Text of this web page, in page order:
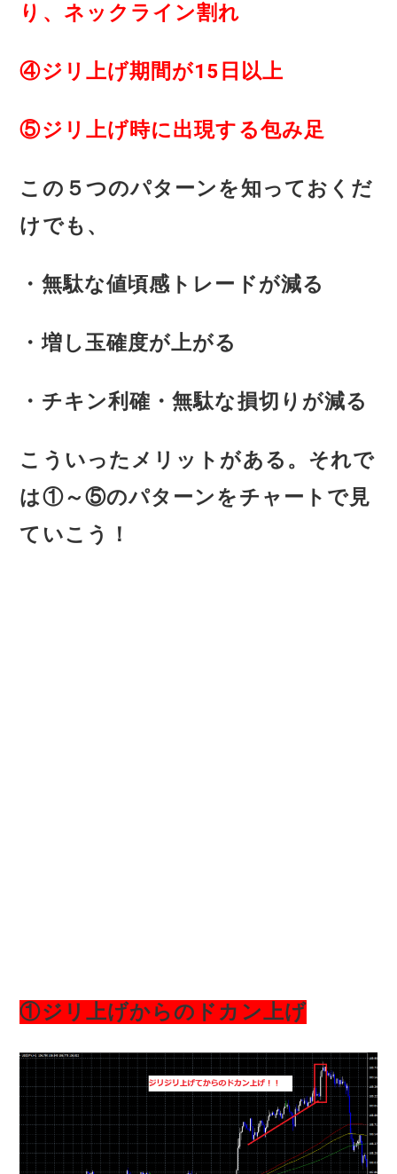
り、ネックライン割れ
④ジリ上げ期間が15日以上
⑤ジリ上げ時に出現する包み足
この５つのパターンを知っておくだ
けでも、
・無駄な値頃感トレードが減る
・増し玉確度が上がる
・チキン利確・無駄な損切りが減る
こういったメリットがある。それで
は①～⑤のパターンをチャートで見
ていこう！
①ジリ上げからのドカン上げ